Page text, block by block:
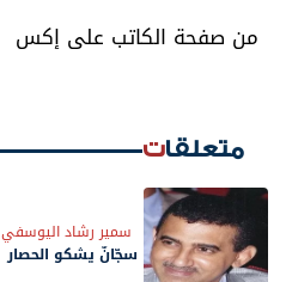
من صفحة الكاتب على إكس
متعلقات
سمير رشاد اليوسفي
سجّانٌ يشكو الحصار